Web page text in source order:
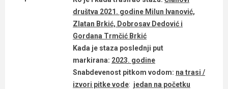
društva 2021. godine Milun Ivanović,
Zlatan Brkić, Dobrosav Dedović i
Gordana Trmčić Brkić
Kada je staza poslednji put
markirana: 2023. godine
Snabdevenost pitkom vodom: na trasi /
izvori pitke vode: jedan na početku